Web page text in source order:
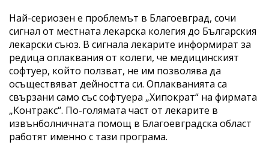
Най-сериозен е проблемът в Благоевград, сочи
сигнал от местната лекарска колегия до Българския
лекарски съюз. В сигнала лекарите информират за
редица оплаквания от колеги, че медицинският
софтуер, който ползват, не им позволява да
осъществяват дейността си. Оплакванията са
свързани само със софтуера „Хипократ“ на фирмата
„Контракс“. По-голямата част от лекарите в
извънболничната помощ в Благоевградска област
работят именно с тази програма.